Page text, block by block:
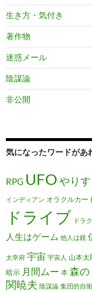
生き方・気付き
著作物
迷惑メール
陰謀論
非公開
気になったワードがあ
RPG UFOやり
インディアン オラクルカー
ドライブ ドラ
人生はゲーム 他人は鏡
太宰府 宇宙 宇宙人 山本太
暗示 月間ムー 本 森の
関暁夫 陰謀論 集団的自